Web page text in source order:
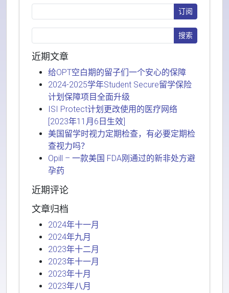
近期文章
给OPT空白期的留子们一个安心的保障
2024-2025学年Student Secure留学保险
计划保障项目全面升级
ISI Protect计划更改使用的医疗网络
[2023年11月6日生效]
美国留学时视力定期检查，有必要定期检
查视力吗？
Opill – 一款美国 FDA刚通过的新非处方避
孕药
近期评论
文章归档
2024年十一月
2024年九月
2023年十二月
2023年十一月
2023年十月
2023年八月